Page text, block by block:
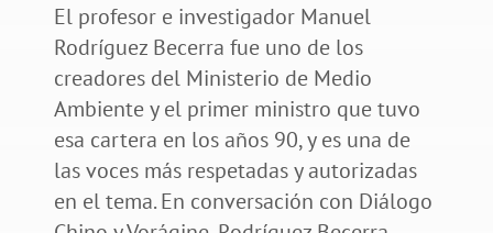
El profesor e investigador Manuel
Rodríguez Becerra fue uno de los
creadores del Ministerio de Medio
Ambiente y el primer ministro que tuvo
esa cartera en los años 90, y es una de
las voces más respetadas y autorizadas
en el tema. En conversación con Diálogo